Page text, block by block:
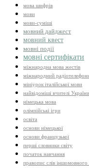
мова шифрів
мови
мови-суміші
мовний дайджест
мовний квест
мовні події
мовні сертифікати
міжнародна мова жестів
міжнародний
мініурок італійської мови
найвідоміші вчителі
німецька мова
олімпійські ігри
освіта
основи німецької
основи французької
перші словники світу
початок навчання
правопис слів